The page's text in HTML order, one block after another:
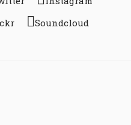
Soundcloud